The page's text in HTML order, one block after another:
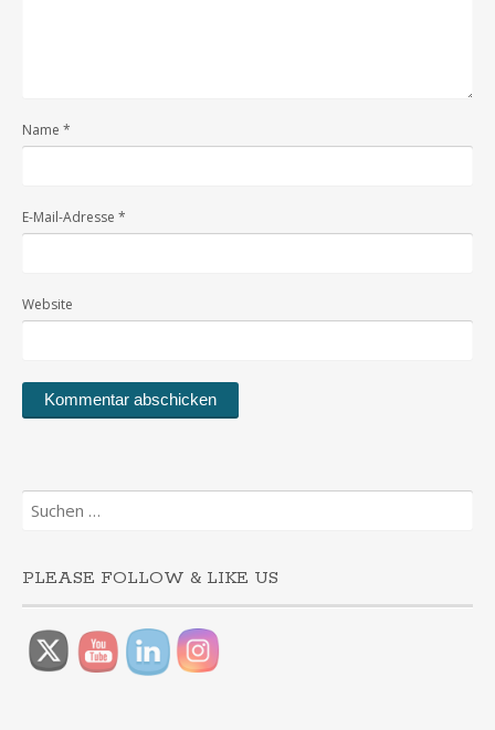
Name *
E-Mail-Adresse *
Website
Suchen
nach:
PLEASE FOLLOW & LIKE US